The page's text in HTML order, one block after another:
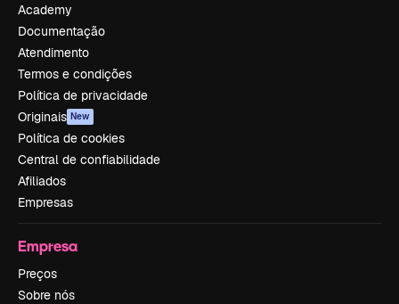
Academy
Documentação
Atendimento
Termos e condições
Política de privacidade
Originais New
Política de cookies
Central de confiabilidade
Afiliados
Empresas
Empresa
Preços
Sobre nós